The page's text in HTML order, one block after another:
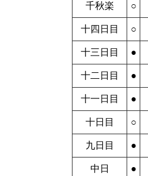
千秋楽 ○
十四日目 ○
十三日目 ●
十二日目 ●
十一日目 ●
十日目 ○
九日目 ●
中日 ●